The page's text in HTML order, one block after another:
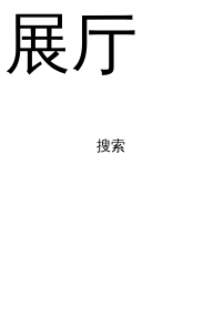
厅
搜索